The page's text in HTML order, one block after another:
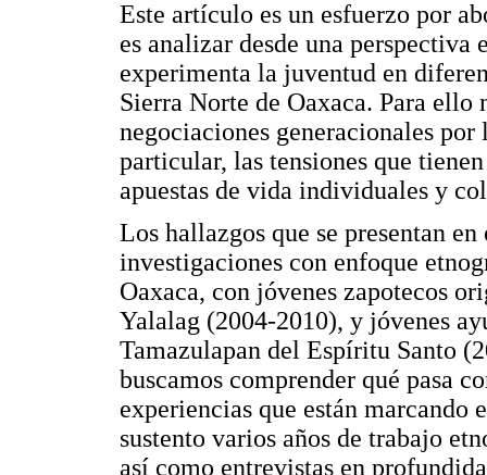
Este artículo es un esfuerzo por
es analizar desde una
experimenta la juventud en
Sierra Norte de Oaxaca. Para
negociaciones generacionales
particular, las tensiones que
apuestas de vida individuales y
Los hallazgos que se presentan
investigaciones con enfoque
Oaxaca, con jóvenes zapotecos
Yalalag (2004-2010), y jóvenes
Tamazulapan del Espíritu Santo
buscamos comprender qué pasa
experiencias que están marcando
sustento varios años de trabajo
así como entrevistas en